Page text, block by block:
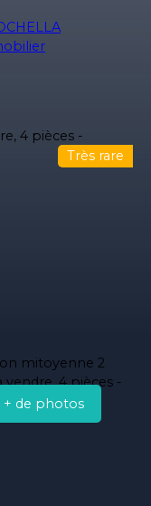
Très rare
+ de photos